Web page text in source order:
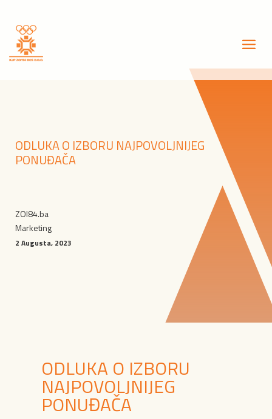
ODLUKA O IZBORU NAJPOVOLJNIJEG
PONUĐAČA
ZOI84.ba
Marketing
2 Augusta, 2023
ODLUKA O IZBORU
NAJPOVOLJNIJEG
PONUĐAČA